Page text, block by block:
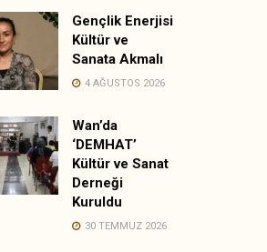
Gençlik Enerjisi
Kültür ve
Sanata Akmalı
4 AĞUSTOS 2026
Wan’da
‘DEMHAT’
Kültür ve Sanat
Derneği
Kuruldu
30 TEMMUZ 2026